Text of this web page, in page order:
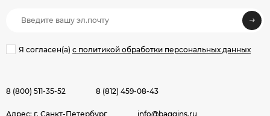
Я согласен(a) с политикой обработки персональных данных
8 (800) 511-35-52 8 (812) 459-08-43
Адрес: г. Санкт-Петербург
info@baggins.ru